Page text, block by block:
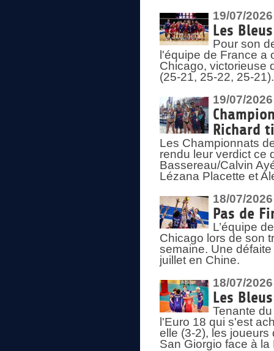
19/07/2026
Les
Pour son
l'équipe de France a
Chicago, victorieuse
(25-21, 25-22, 25-
19/07/2026
Richard
Les Championnats
rendu leur verdict ce
Bassereau/Calvin
Lézana Placette et
18/07/2026
Pas de
L’équipe
Chicago lors de son
semaine. Une
juillet en Chine.
18/07/2026
Les
Tenante
l'Euro 18 qui s'est
elle (3-2), les
San Giorgio face à la